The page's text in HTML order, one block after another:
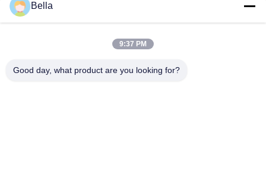
Κοινό ακροφύσιο
ραγών
Κοινή βαλβίδα
Κοινός εγχυτήρας
Bella
9:37 PM
Good day, what product are you looking for?